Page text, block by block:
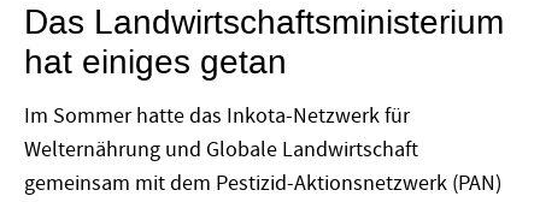
Das Landwirtschaftsministerium
hat einiges getan
Im Sommer hatte das Inkota-Netzwerk für
Welternährung und Globale Landwirtschaft
gemeinsam mit dem Pestizid-Aktionsnetzwerk (PAN)